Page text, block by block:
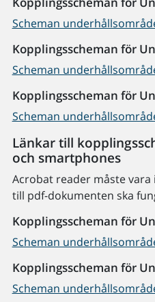
Scheman
Kopplingsscheman för
Scheman
Kopplingsscheman för
Scheman
Länkar till
och smartphones
Acrobat reader måste
till pdf-dokumenten ska
Kopplingsscheman för
Scheman
Kopplingsscheman för
Scheman